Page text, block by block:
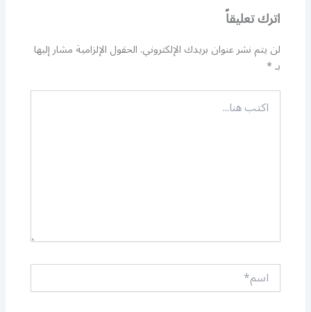
اترك تعليقاً
لن يتم نشر عنوان بريدك الإلكتروني.الحقول الإلزامية مشار إليها
بـ*
اكتب
هنا...
اسم*